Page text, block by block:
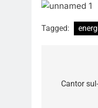
Tagged:
deCantor